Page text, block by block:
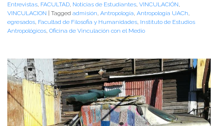
Entrevistas, FACULTAD, Noticias de Estudiantes, VINCULACIÓN,
VINCULACION
Tagged admisión, Antropología, Antropología UACh,
egresados, Facultad de Filosofia y Humanidades, Instituto de Estudios
Antropológicos, Oficina de Vinculación con el Medio